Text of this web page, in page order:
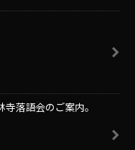
落語会のご案内。